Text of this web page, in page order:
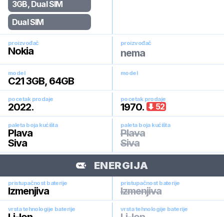
3GB, Dual SIM
Dual SIM
proizvođač
Nokia
proizvođač
nema
model
C21 3GB, 64GB
model
pocetak prodaje
2022.
pocetak prodaje
1970. 52
paleta boja kućišta
Plava
Siva
paleta boja kućišta
Plava
Siva
ENERGIJA
pristupačnost baterije
Izmenjiva
pristupačnost baterije
Izmenjiva
vrsta tehnologije baterije vrsta tehnologije baterije